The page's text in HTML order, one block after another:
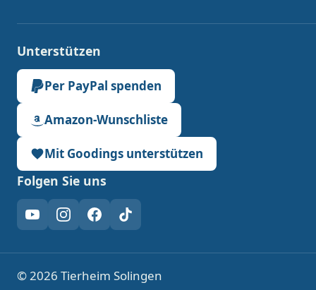
Unterstützen
Per PayPal spenden
Amazon-Wunschliste
Mit Goodings unterstützen
Folgen Sie uns
YouTubeInstagram
Facebook
TikTok
© 2026 Tierheim Solingen